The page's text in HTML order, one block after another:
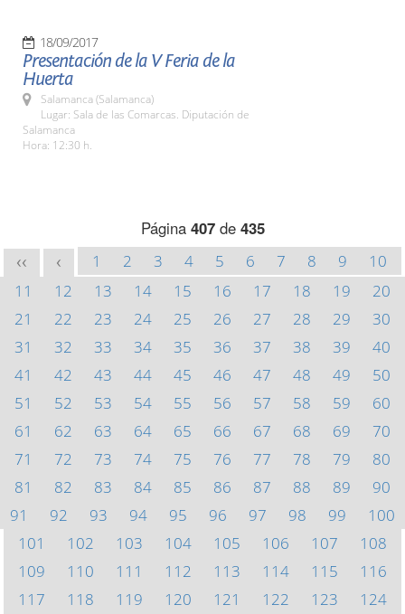
18/09/2017
Presentación de la V Feria de la
Huerta
Salamanca (Salamanca)
Lugar: Sala de las Comarcas. Diputación de
Salamanca
Hora: 12:30 h.
Página 407de 435
<< < 1 2 3 4 5 6 7 8 9
10
11
12 13 14 15 16 17 18 19
20
21
22 23 24 25 26 27 28 29
30
31
32 33 34 35 36 37 38 39
40
41
42 43 44 45 46 47 48 49
50
51
52 53 54 55 56 57 58 59
60
61
62 63 64 65 66 67 68 69
70
71
72 73 74 75 76 77 78 79
80
81
82 83 84 85 86 87 88 89
90
91
92 93 94 95 96 97 98 99
100
101
102 103 104 105 106 107
108
109
110 111 112 113 114 115
116
117
118 119 120 121 122 123
124